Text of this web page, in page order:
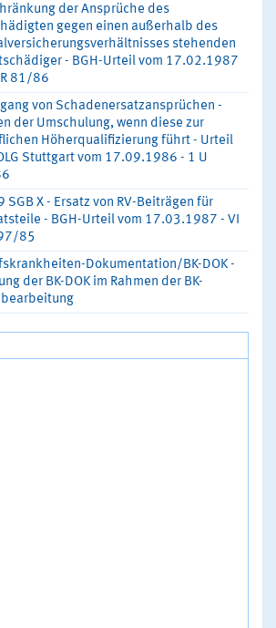
der Ansprüche des
gegen einen außerhalb des
stehenden
- BGH-Urteil vom 17.02.1987
81/86
von Schadenersatzansprüchen -
der Umschulung, wenn diese zur
Höherqualifizierung führt - Urteil
Stuttgart vom 17.09.1986 - 1 U
SGB X - Ersatz von RV-Beiträgen für
- BGH-Urteil vom 17.03.1987 - VI
85
Dokumentation/BK-DOK -
der BK-DOK im Rahmen der BK-